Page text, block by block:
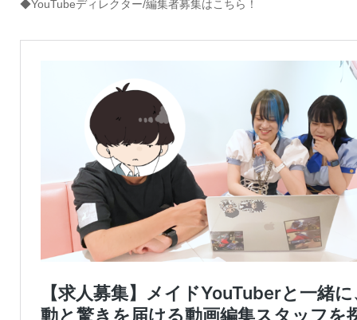
◆YouTubeディレクター/編集者募集はこちら！